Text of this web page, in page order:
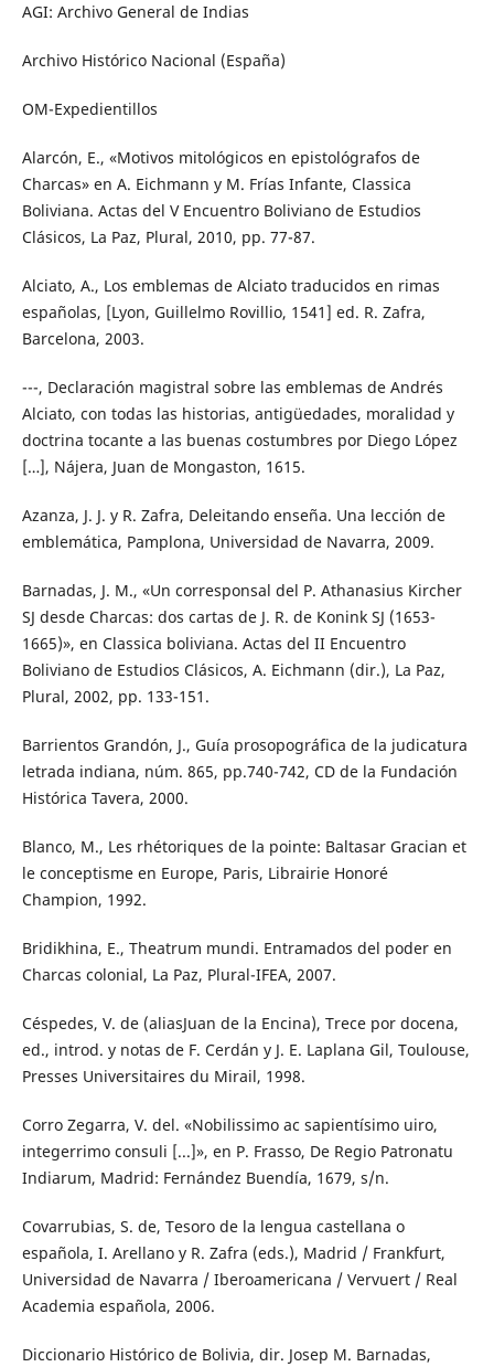
AGI: Archivo General de Indias
Archivo Histórico Nacional (España)
OM-Expedientillos
Alarcón, E., «Motivos mitológicos en epistológrafos de
Charcas» en A. Eichmann y M. Frías Infante, Classica
Boliviana. Actas del V Encuentro Boliviano de Estudios
Clásicos, La Paz, Plural, 2010, pp. 77-87.
Alciato, A., Los emblemas de Alciato traducidos en rimas
españolas, [Lyon, Guillelmo Rovillio, 1541] ed. R. Zafra,
Barcelona, 2003.
---, Declaración magistral sobre las emblemas de Andrés
Alciato, con todas las historias, antigüedades, moralidad y
doctrina tocante a las buenas costumbres por Diego López
[…], Nájera, Juan de Mongaston, 1615.
Azanza, J. J. y R. Zafra, Deleitando enseña. Una lección de
emblemática, Pamplona, Universidad de Navarra, 2009.
Barnadas, J. M., «Un corresponsal del P. Athanasius Kircher
SJ desde Charcas: dos cartas de J. R. de Konink SJ (1653-
1665)», en Classica boliviana. Actas del II Encuentro
Boliviano de Estudios Clásicos, A. Eichmann (dir.), La Paz,
Plural, 2002, pp. 133-151.
Barrientos Grandón, J., Guía prosopográfica de la judicatura
letrada indiana, núm. 865, pp.740-742, CD de la Fundación
Histórica Tavera, 2000.
Blanco, M., Les rhétoriques de la pointe: Baltasar Gracian et
le conceptisme en Europe, Paris, Librairie Honoré
Champion, 1992.
Bridikhina, E., Theatrum mundi. Entramados del poder en
Charcas colonial, La Paz, Plural-IFEA, 2007.
Céspedes, V. de (aliasJuan de la Encina), Trece por docena,
ed., introd. y notas de F. Cerdán y J. E. Laplana Gil, Toulouse,
Presses Universitaires du Mirail, 1998.
Corro Zegarra, V. del. «Nobilissimo ac sapientísimo uiro,
integerrimo consuli [...]», en P. Frasso, De Regio Patronatu
Indiarum, Madrid: Fernández Buendía, 1679, s/n.
Covarrubias, S. de, Tesoro de la lengua castellana o
española, I. Arellano y R. Zafra (eds.), Madrid / Frankfurt,
Universidad de Navarra / Iberoamericana / Vervuert / Real
Academia española, 2006.
Diccionario Histórico de Bolivia, dir. Josep M. Barnadas,